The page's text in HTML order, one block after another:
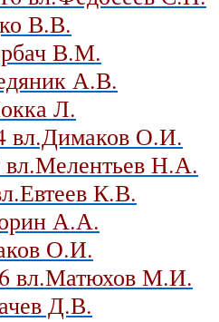
В.В.
В.М.
А.В.
Л.
вл.Димаков О.И.
вл.Мелентьев Н.А.
К.В.
А.А.
О.И.
вл.Матюхов М.И.
Д.В.